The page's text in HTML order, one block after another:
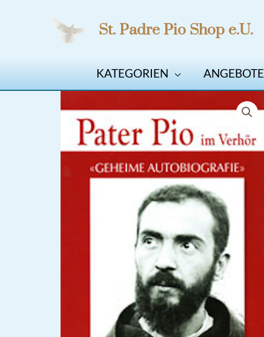
St. Padre Pio Shop e.U.
KATEGORIEN ANGEBOTE